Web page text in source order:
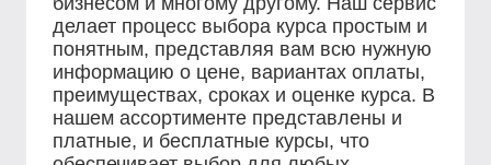
делает процесс выбора курса простым и
понятным, представляя вам всю нужную
информацию о цене, вариантах оплаты,
преимуществах, сроках и оценке курса. В
нашем ассортименте представлены и
платные, и бесплатные курсы, что